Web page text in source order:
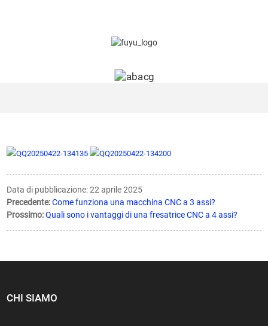
Data di pubblicazione: 22 aprile 2025
Precedente: Come funziona una macchina CNC a 3 assi?
Prossimo: Quali sono i vantaggi di una fresatrice CNC a 4 assi?
CHI SIAMO